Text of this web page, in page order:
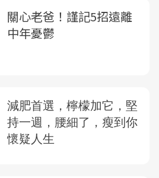
關心老爸！謹記5招遠離
中年憂鬱